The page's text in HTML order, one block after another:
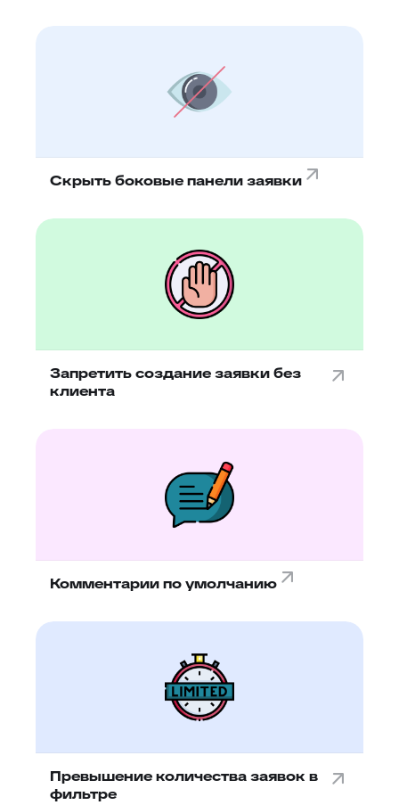
Скрыть боковые панели заявки
Запретить создание заявки без
клиента
Комментарии по умолчанию
Превышение количества заявок в
фильтре